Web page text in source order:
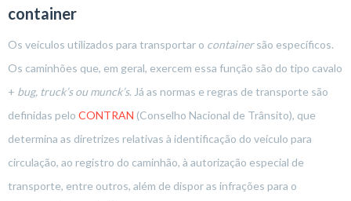
container
Os veículos utilizados para transportar o containersão específicos.
Os caminhões que, em geral, exercem essa função são do tipo cavalo
+ bug, truck’s ou munck’s. Já as normas e regras de transporte são
definidas pelo CONTRAN (Conselho Nacional de Trânsito), que
determina as diretrizes relativas à identificação do veículo para
circulação, ao registro do caminhão, à autorização especial de
transporte, entre outros, além de dispor as infrações para o